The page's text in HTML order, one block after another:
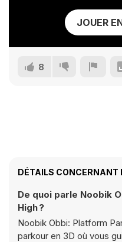
JOUER
8
DÉTAILS CONCERNANT
De quoi parle Noobik
High ?
Noobik Obbi: Platform
parkour en 3D où vous